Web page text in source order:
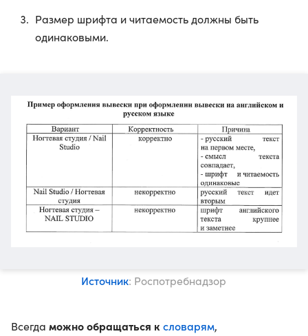
Размер шрифта и читаемость должны быть
одинаковыми.
Источник: Роспотребнадзор
Всегда можно обращаться к словарям,